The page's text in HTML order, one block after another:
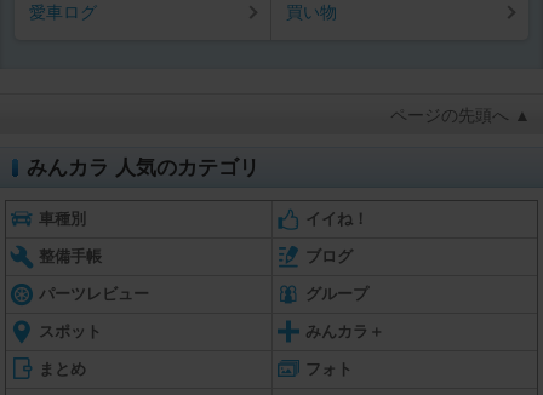
愛車ログ 買い物
ページの先頭へ ▲
みんカラ 人気のカテゴリ
車種別 イイね！
整備手帳 ブログ
パーツレビュー グループ
スポット みんカラ＋
まとめ フォト